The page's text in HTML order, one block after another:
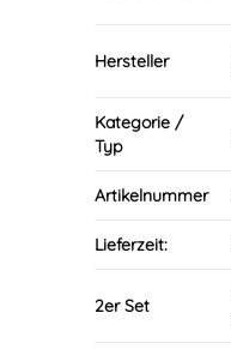
Hersteller
Kategorie /
Typ
Artikelnummer
Lieferzeit:
2er Set